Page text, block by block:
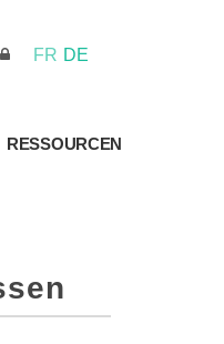
FR DE
RESSOURCEN